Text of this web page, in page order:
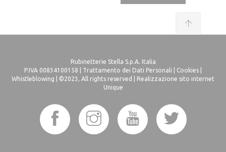
Rubinetterie Stella S.p.A. Italia
P.IVA 00834100158 | Trattamento dei Dati Personali Cookies
Whistleblowing | ©2023, All rights reserved | Realizzazione sito internet
Unique